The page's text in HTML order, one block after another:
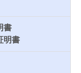
書
明書